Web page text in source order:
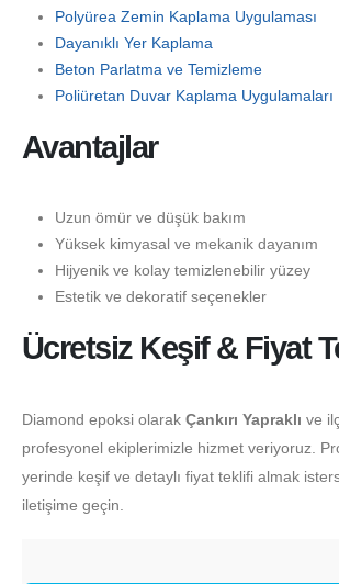
Polyürea Zemin Kaplama Uygulaması
Dayanıklı Yer Kaplama
Beton Parlatma ve Temizleme
Poliüretan Duvar Kaplama Uygulamaları
Avantajlar
Uzun ömür ve düşük bakım
Yüksek kimyasal ve mekanik dayanım
Hijyenik ve kolay temizlenebilir yüzey
Estetik ve dekoratif seçenekler
Ücretsiz Keşif & Fiyat
Diamond epoksi olarak Çankırı Yapraklı ve
profesyonel ekiplerimizle hizmet veriyoruz.
yerinde keşif ve detaylı fiyat teklifi almak
iletişime geçin.